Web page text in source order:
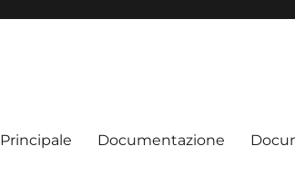
Principale Documentazione